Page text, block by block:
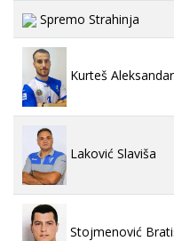
Spremo Strahinja
Kurteš Aleksandar
Laković Slaviša
Stojmenović